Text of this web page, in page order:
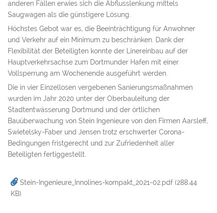
anderen Fällen erwies sich die Abflusslenkung mittels
Saugwagen als die günstigere Lösung.
Höchstes Gebot war es, die Beeinträchtigung für Anwohner
und Verkehr auf ein Minimum zu beschränken. Dank der
Flexibilität der Beteiligten konnte der Linereinbau auf der
Hauptverkehrsachse zum Dortmunder Hafen mit einer
Vollsperrung am Wochenende ausgeführt werden.
Die in vier Einzellosen vergebenen Sanierungsmaßnahmen
wurden im Jahr 2020 unter der Oberbauleitung der
Stadtentwässerung Dortmund und der örtlichen
Bauüberwachung von Stein Ingenieure von den Firmen Aarsleff,
Swietelsky-Faber und Jensen trotz erschwerter Corona-
Bedingungen fristgerecht und zur Zufriedenheit aller
Beteiligten fertiggestellt.
Stein-Ingenieure_Innolines-kompakt_2021-02.pdf (288.44
KB)